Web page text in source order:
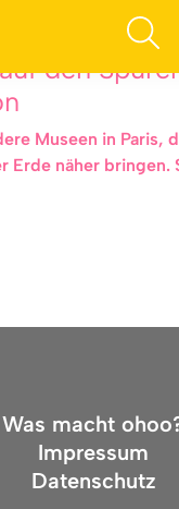
den
Museen in Paris,
Erde näher bringen.
Was macht
Impressum
Datenschutz